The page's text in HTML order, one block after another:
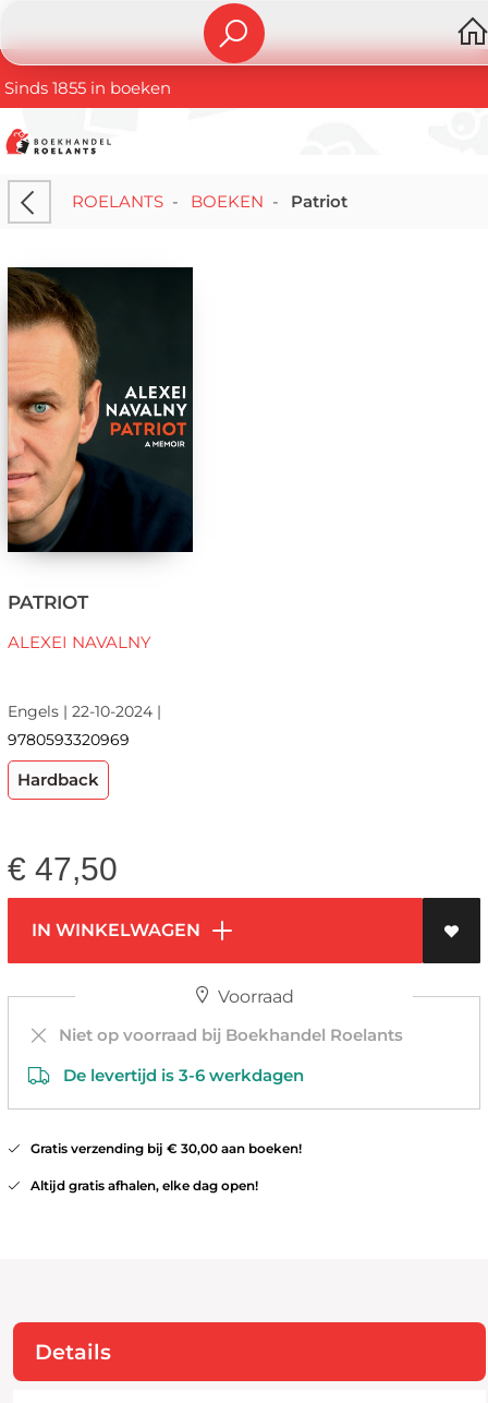
Sinds 1855 in boeken
ROELANTS- BOEKEN - Patriot
PATRIOT
ALEXEI NAVALNY
Engels | 22-10-2024 |
9780593320969
Hardback
€ 47,50
IN WINKELWAGEN
Voorraad
Niet op voorraad bij Boekhandel Roelants
De levertijd is 3-6 werkdagen
Gratis verzending bij € 30,00 aan boeken!
Altijd gratis afhalen, elke dag open!
Details